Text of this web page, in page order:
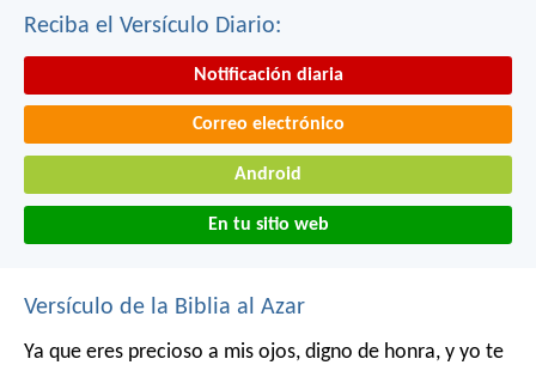
Reciba el Versículo Diario:
Notificación diaria
Correo electrónico
Android
En tu sitio web
Versículo de la Biblia al Azar
Ya que eres precioso a mis ojos, digno de honra, y yo te